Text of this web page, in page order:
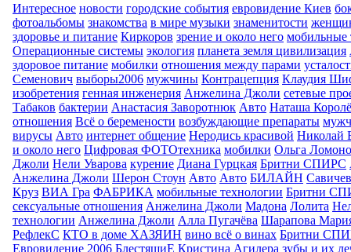
Интересное новости городские события евровидение Киев
фотоальбомы знакомства в мире музыки знаменитости
здоровье и питание Киркоров зрение и около него мобильные
Операционные системы экология планета земля цивилизация
здоровое питание мобилки отношения между парами
Семенович выборы2006 мужчины Контрацепция Клаудия
изобретения генная инженерия Анжелина Джоли сетевые
Табаков бактерии Анастасия Заворотнюк Авто Наташа
отношения Всё о беремености возбуждающие препараты
вирусы Авто интернет общение Неродись красивой Николай
и около него Цифровая ФОТОтехника мобилки Ольга
Джоли Нели Уварова курение Диана Гурцкая Бритни СПИРС
Анжелина Джоли Шерон Стоун Авто Авто БИЛАЙН
Круз ВИА Гра ФАБРИКА мобильные технологии Бритни
сексуальные отношения Анжелина Джоли Мадона Лолита
технологии Анжелина Джоли Алла Пугачёва Шарапова
РефлекС КТО в доме ХАЗЯИН вино всё о винах Бритни
Евровидение 2006 БлестящиЕ Кристина Агилера зубы и их